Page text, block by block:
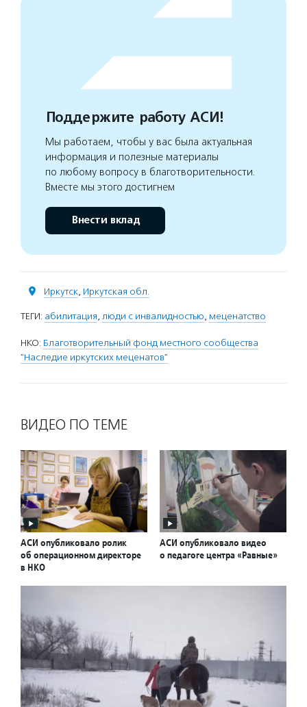
Поддержите работу АСИ!
Мы работаем, чтобы у вас была актуальная
информация и полезные материалы
по любому вопросу в благотворительности.
Вместе мы этого достигнем
Внести вклад
Иркутск, Иркутская обл.
ТЕГИ: абилитация, люди с инвалидностью, меценатство
НКО: Благотворительный фонд местного сообщества
"Наследие иркутских меценатов"
ВИДЕО ПО ТЕМЕ
АСИ опубликовало ролик
об операционном директоре
в НКО
АСИ опубликовало видео
о педагоге центра «Равные»